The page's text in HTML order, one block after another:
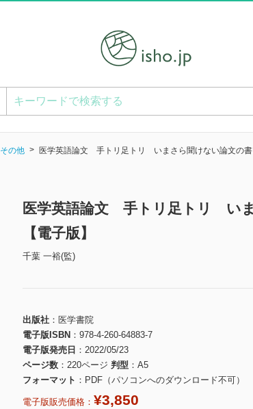
その他 医学英語論文 手トリ足トリ いまさら聞けない論文の書
医学英語論文 手トリ足トリ い
【電子版】
千葉 一裕(監)
出版社
医学書院
電子版ISBN
978-4-260-64883-7
電子版発売日
2022/05/23
ページ数
220ページ 判型
A5
フォーマット
PDF（パソコンへのダウンロード不可）
電子版販売価格： ¥3,850